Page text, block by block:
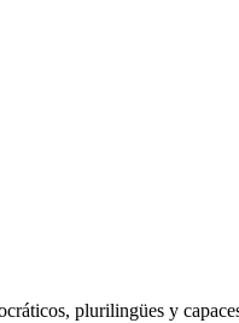
plurilingües y